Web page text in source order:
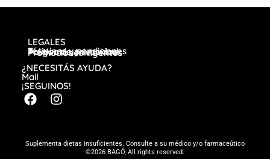
LEGALES
Términos y condiciones
Política de privacidad
Preguntas frecuentes
Promociones vigentes
¿NECESITÁS AYUDA?
Mail
¡SEGUINOS!
Suplementa dietas insuficientes. Consulte a su médico y/o farmaceútico
©2026 BAGÓ, All rights reserved.